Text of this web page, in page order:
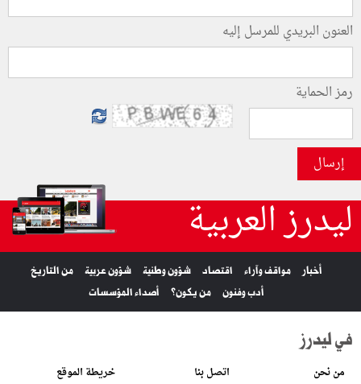
العنون البريدي للمرسل إليه
رمز الحماية
إرسال
ليدرز العربية
أخبار مواقف وآراء اقتصاد شؤون وطنية شؤون عربية
من التاريخ
أدب وفنون
من يكون؟ أصداء المؤسسات
في ليدرز
من نحن اتصل بنا خريطة الموقع